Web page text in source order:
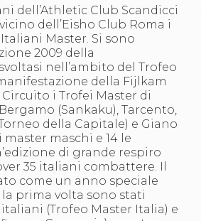
Albi Federali
Arbitri
Lotta
La disciplina
News
e Risultati
Didattica
Albi Federali
Karate
La disciplina
News
e Risultati
Didattica
Albi Federali
Arti marziali
dell’Athletic Club Scandicci
dell’Eisho Club Roma i
Master. Si sono
2009 della
nell’ambito del Trofeo
della Fijlkam
i Trofei Master di
(Sankaku), Tarcento,
della Capitale) e Giano
master maschi e 14 le
di grande respiro
35 italiani combattere. Il
come un anno speciale
la prima volta sono stati
(Trofeo Master Italia) e